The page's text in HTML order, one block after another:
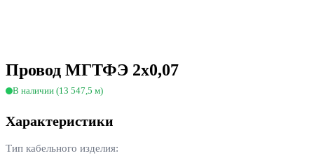
Провод МГТФЭ 2х0,07
В наличии (13 547,5 м)
Характеристики
Тип кабельного изделия: